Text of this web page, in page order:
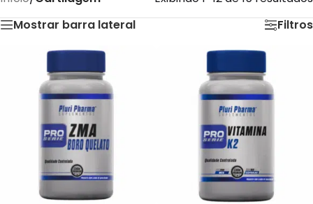
Mostrar barra lateral
Filtros